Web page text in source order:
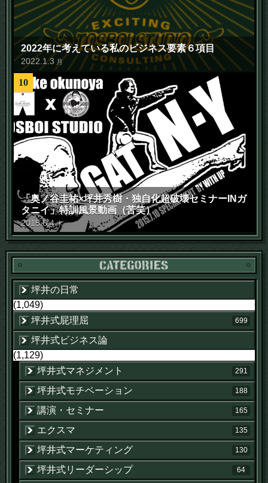
2022年に考えている私のビジネス要素６項目
2022 1.3 月
10
「奥ノ谷圭祐×坪井秀樹・独自化超破壊セミナーINガ
タニイ」特訓風景動画（苦笑）
2015.6.4 木
坪井の日常
(1,049)
坪井式屁理屈
699
坪井式ビジネス論
(1,129)
坪井式マネジメント
291
坪井式モチベーション 188
講演・セミナー 165
エクスマ 135
坪井式マーケティング 130
坪井式リーダーシップ 64